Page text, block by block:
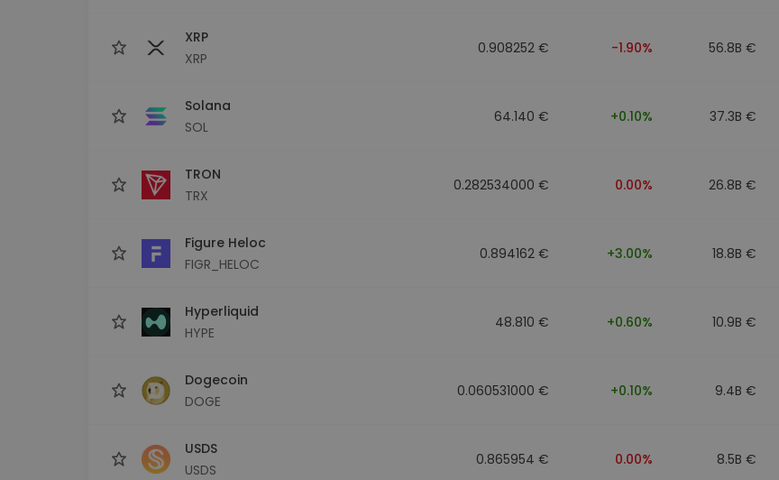
XRP
XRP
0.908252 € -1.90% 56.8B €
Solana
SOL
64.140 € +0.10% 37.3B €
TRON
TRX
0.282534000 € 0.00% 26.8B €
Figure Heloc
FIGR_HELOC
0.894162 € +3.00% 18.8B €
Hyperliquid
HYPE
48.810 € +0.60% 10.9B €
Dogecoin
DOGE
0.060531000 € +0.10% 9.4B €
USDS
USDS
0.865954 € 0.00% 8.5B €